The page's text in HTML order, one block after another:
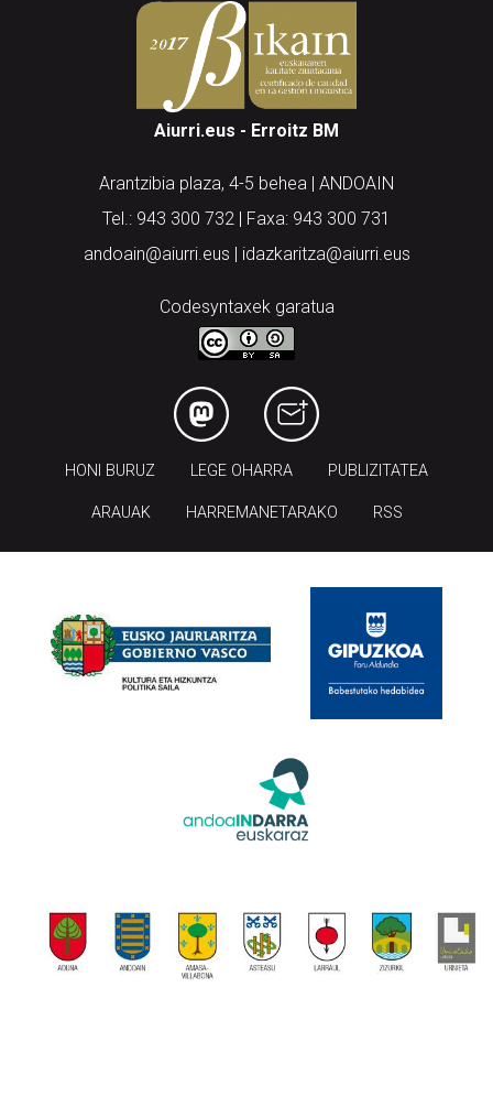
Aiurri.eus - Erroitz BM
Arantzibia plaza, 4-5 behea | ANDOAIN
Tel.: 943 300 732 | Faxa: 943 300 731
andoain@aiurri.eus | idazkaritza@aiurri.eus
Codesyntaxek garatua
HONI BURUZ LEGE OHARRA PUBLIZITATEA
ARAUAK HARREMANETARAKO RSS